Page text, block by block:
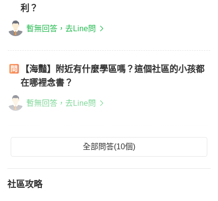
利？
暫無回答，去Line問
【海豔】附近有什麼學區嗎？這個社區的小孩都
在哪裡念書？
暫無回答，去Line問
全部問答(10個)
社區攻略